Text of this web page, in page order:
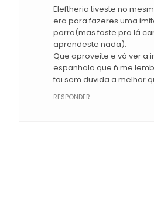
Eleftheria tiveste no
era para fazeres uma
porra(mas foste pra lá
aprendeste nada).
Que aproveite e vá ver a
espanhola que ñ me
foi sem duvida a melhor
RESPONDER